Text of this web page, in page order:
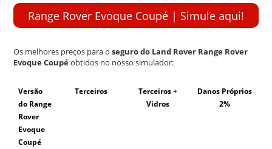
Range Rover Evoque Coupé | Simule aqui!
Os melhores preços para oseguro do Land Rover Range Rover
Evoque Coupéobtidos no nosso simulador:
Versão
do Range
Rover
Evoque
Coupé
Terceiros
Terceiros +
Vidros
Danos Próprios
2%